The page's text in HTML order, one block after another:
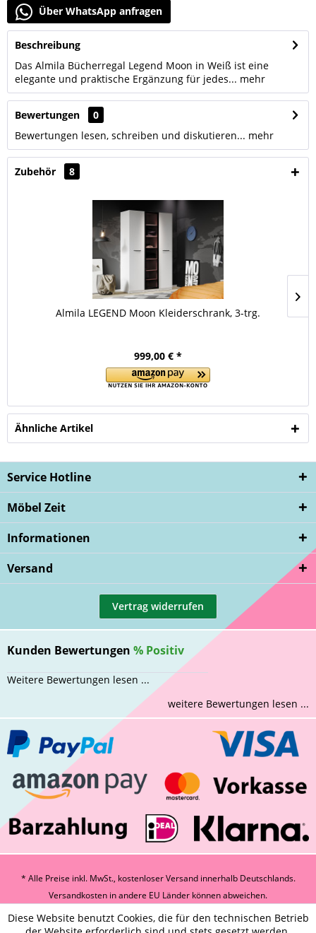
Über WhatsApp anfragen
Beschreibung
Das Almila Bücherregal Legend Moon in Weiß ist eine
elegante und praktische Ergänzung für jedes... mehr
Bewertungen
0
Bewertungen lesen, schreiben und diskutieren... mehr
Zubehör 8
Almila LEGEND Moon Kleiderschrank, 3-trg.
999,00 € *
Ähnliche Artikel
Service Hotline
Möbel Zeit
Informationen
Versand
Vertrag widerrufen
Kunden Bewertungen % Positiv
Weitere Bewertungen lesen ...
weitere Bewertungen lesen ...
* Alle Preise inkl. MwSt., kostenloser Versand innerhalb Deutschlands.
Versandkosten in andere EU Länder können abweichen.
Diese Website benutzt Cookies, die für den technischen Betrieb